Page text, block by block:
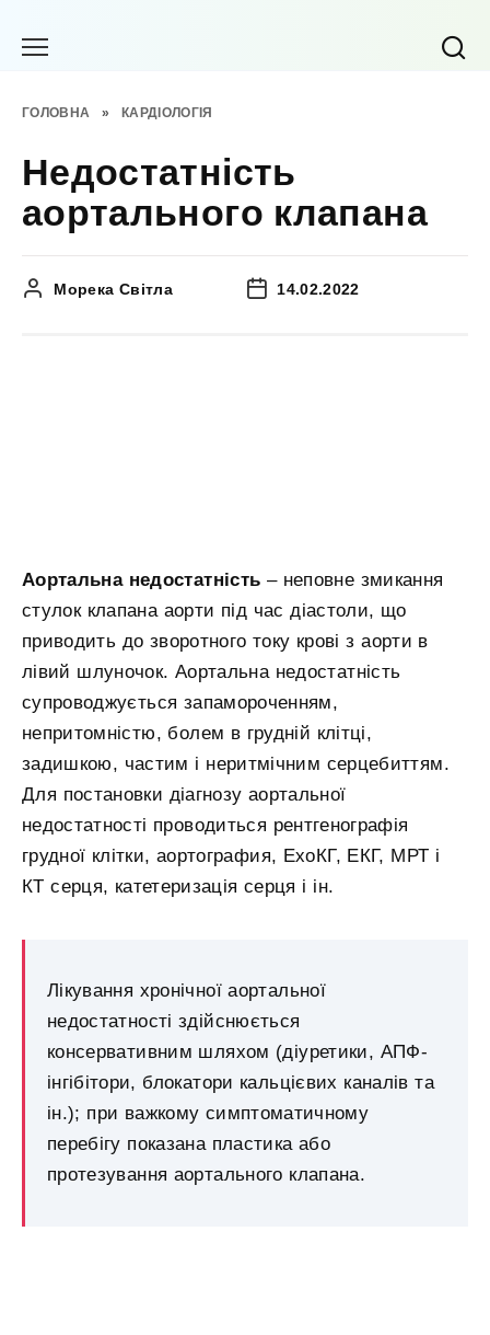
ГОЛОВНА » КАРДІОЛОГІЯ
Недостатність
аортального клапана
Морека Світла 14.02.2022
Аортальна недостатність – неповне змикання
стулок клапана аорти під час діастоли, що
приводить до зворотного току крові з аорти в
лівий шлуночок. Аортальна недостатність
супроводжується запамороченням,
непритомністю, болем в грудній клітці,
задишкою, частим і неритмічним серцебиттям.
Для постановки діагнозу аортальної
недостатності проводиться рентгенографія
грудної клітки, аортография, ЕхоКГ, ЕКГ, МРТ і
КТ серця, катетеризація серця і ін.
Лікування хронічної аортальної
недостатності здійснюється
консервативним шляхом (діуретики, АПФ-
інгібітори, блокатори кальцієвих каналів та
ін.); при важкому симптоматичному
перебігу показана пластика або
протезування аортального клапана.